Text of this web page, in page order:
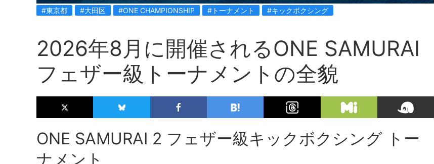
#東京都 #大田区 #ONE CHAMPIONSHIP #トーナメント #キックボクシング
2026年8月に開催されるONE SAMURAI
フェザー級トーナメントの全貌
ONE SAMURAI 2 フェザー級キックボクシング トー
ナメント